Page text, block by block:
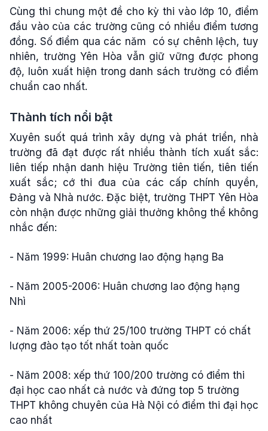
Cùng thi chung một đề cho kỳ thi vào lớp 10, điểm
đầu vào của các trường cũng có nhiều điểm tương
đồng. Số điểm qua các năm có sự chênh lệch, tuy
nhiên, trường Yên Hòa vẫn giữ vững được phong
độ, luôn xuất hiện trong danh sách trường có điểm
chuẩn cao nhất.
Thành tích nổi bật
Xuyên suốt quá trình xây dựng và phát triển, nhà
trường đã đạt được rất nhiều thành tích xuất sắc:
liên tiếp nhận danh hiệu Trường tiên tiến, tiên tiến
xuất sắc; cớ thi đua của các cấp chính quyền,
Đảng và Nhà nước. Đặc biệt, trường THPT Yên Hòa
còn nhận được những giải thưởng không thể không
nhắc đến:
- Năm 1999: Huân chương lao động hạng Ba
- Năm 2005-2006: Huân chương lao động hạng
Nhì
- Năm 2006: xếp thứ 25/100 trường THPT có chất
lượng đào tạo tốt nhất toàn quốc
- Năm 2008: xếp thứ 100/200 trường có điểm thi
đại học cao nhất cả nước và đứng top 5 trường
THPT không chuyên của Hà Nội có điểm thi đại học
cao nhất